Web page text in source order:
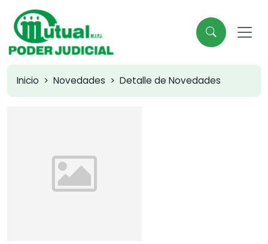
Inicio Novedades Detalle de Novedades